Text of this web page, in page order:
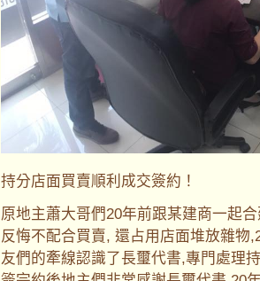
持分店面買賣順利成交簽約！
原地主蕭大哥們20年前跟某建商一起
反悔不配合買賣, 還占用店面堆放雜物
友們的牽線認識了長璽代書,專門處理